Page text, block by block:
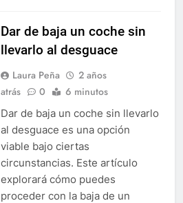
Dar de baja un coche sin
llevarlo al desguace
Laura Peña
2 años
atrás
0 6 minutos
Dar de baja un coche sin llevarlo
al desguace es una opción
viable bajo ciertas
circunstancias. Este artículo
explorará cómo puedes
proceder con la baja de un